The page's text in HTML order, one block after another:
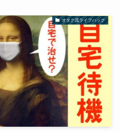
オタク流ライフハック